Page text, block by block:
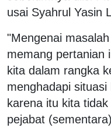
usai Syahrul Yasin
"Mengenai masalah
memang pertanian
kita dalam rangka
menghadapi
karena itu kita
pejabat